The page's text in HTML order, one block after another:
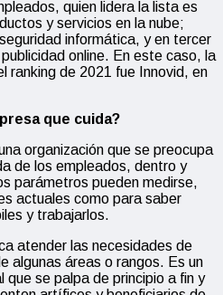
quien lidera la lista es
y servicios en la nube;
informática, y en tercer
online. En este caso, la
ranking de 2021 fue Innovid, en
que cuida?
organización que se preocupa
de los empleados, dentro y
parámetros pueden medirse,
actuales como para saber
y trabajarlos.
atender las necesidades de
algunas áreas o rangos. Es un
se palpa de principio a fin y